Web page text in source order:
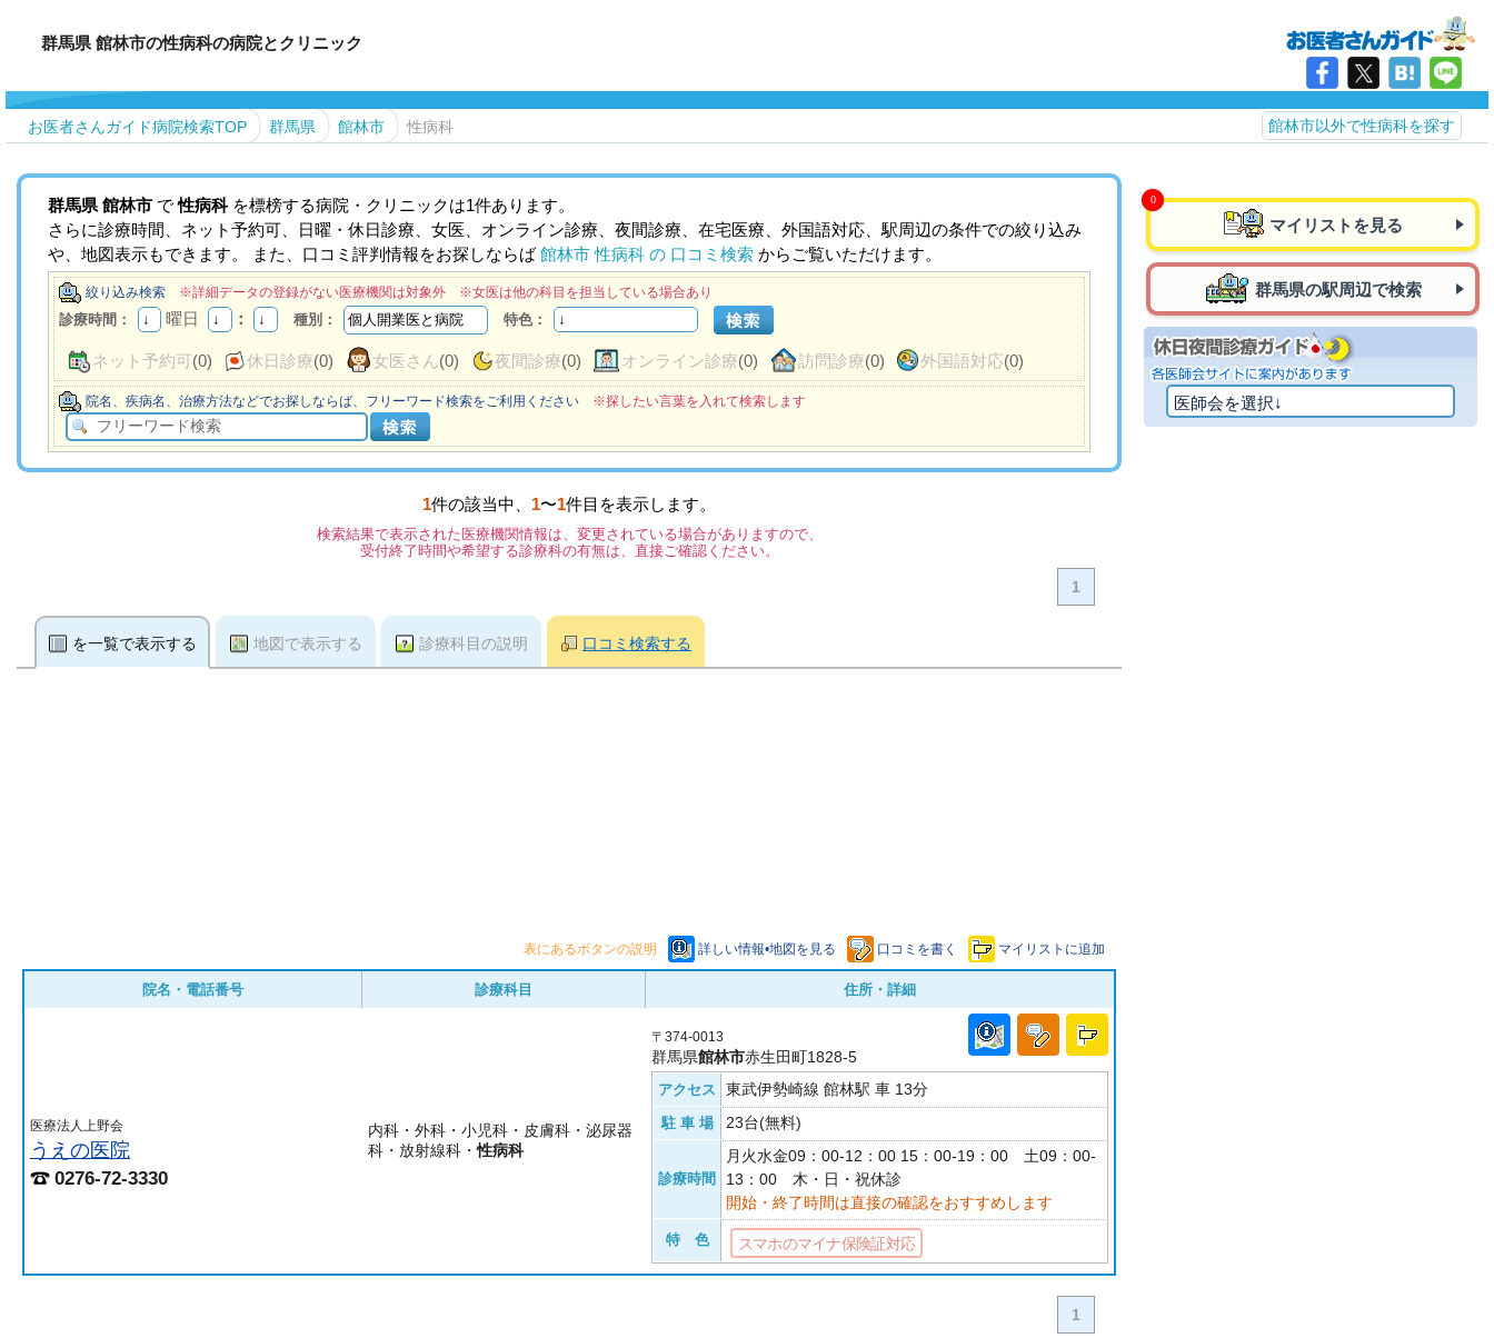
群馬県 館林市の性病科の病院とクリニック
お医者さんガイド病院検索TOP 群馬県 館林市 性病科 館林市以外で性病科を探す
群馬県 館林市 で性病科を標榜する病院・クリニックは1件あります。
さらに診療時間、ネット予約可、日曜・休日診療、女医、オンライン診療、夜間診療、在宅医療、外国語対応、駅周辺の条件での絞り込み
や、地図表示もできます。 また、口コミ評判情報をお探しならば館林市 性病科 の 口コミ検索 からご覧いただけます。
絞り込み検索 ※詳細データの登録がない医療機関は対象外 ※女医は他の科目を担当している場合あり
診療時間： 曜日 ： 種別： 特色：
ネット予約可(0) 休日診療(0) 女医さん(0) 夜間診療(0) オンライン診療(0) 訪問診療(0) 外国語対応(0)
院名、疾病名、治療方法などでお探しならば、フリーワード検索をご利用ください ※探したい言葉を入れて検索します
1件の該当中、 1〜1件目を表示します。
検索結果で表示された医療機関情報は、変更されている場合がありますので、
受付終了時間や希望する診療科の有無は、直接ご確認ください。
1
を一覧で表示する 地図で表示する 診療科目の説明 口コミ検索する
表にあるボタンの説明 詳しい情報•地図を見る 口コミを書く マイリストに追加
院名・電話番号 診療科目 住所・詳細
医療法人上野会
うえの医院
0276-72-3330
内科・外科・小児科・皮膚科・泌尿器
科・放射線科・性病科
〒374-0013
群馬県館林市赤生田町1828-5
アクセス 東武伊勢崎線 館林駅 車 13分
駐 車 場 23台(無料)
診療時間
月火水金09：00-12：00 15：00-19：00 土09：00-
13：00 木・日・祝休診
開始・終了時間は直接の確認をおすすめします
特 色 スマホのマイナ保険証対応
1
マイリストを見る
群馬県の駅周辺で検索